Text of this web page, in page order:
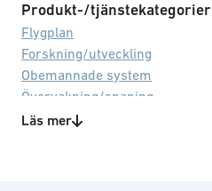
Produkt-/tjänstekategorier
Flygplan
Forskning/utveckling
Obemannade system
Övervakning/spaning
Teknisk rådgivning
Läs mer